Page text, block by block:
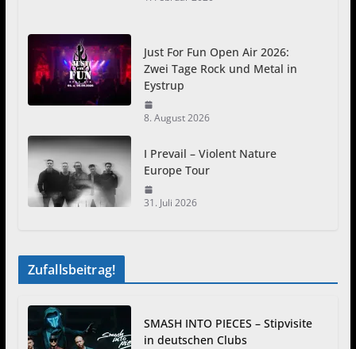
Just For Fun Open Air 2026:
Zwei Tage Rock und Metal in
Eystrup
8. August 2026
I Prevail – Violent Nature
Europe Tour
31. Juli 2026
Zufallsbeitrag!
SMASH INTO PIECES – Stipvisite
in deutschen Clubs